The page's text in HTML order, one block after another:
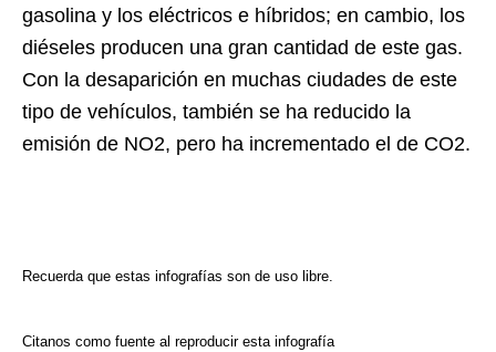
gasolina y los eléctricos e híbridos; en cambio, los
diéseles producen una gran cantidad de este gas.
Con la desaparición en muchas ciudades de este
tipo de vehículos, también se ha reducido la
emisión de NO2, pero ha incrementado el de CO2.
Recuerda que estas infografías son de uso libre.
Citanos como fuente al reproducir esta infografía